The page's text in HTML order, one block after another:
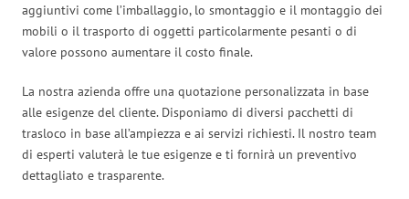
aggiuntivi come l’imballaggio, lo smontaggio e il montaggio dei
mobili o il trasporto di oggetti particolarmente pesanti o di
valore possono aumentare il costo finale.
La nostra azienda offre una quotazione personalizzata in base
alle esigenze del cliente. Disponiamo di diversi pacchetti di
trasloco in base all’ampiezza e ai servizi richiesti. Il nostro team
di esperti valuterà le tue esigenze e ti fornirà un preventivo
dettagliato e trasparente.